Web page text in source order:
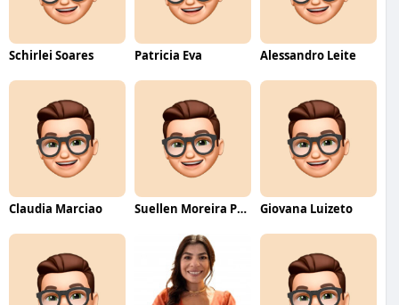
Schirlei Soares Patricia Eva Alessandro Leite
Claudia Marciao Suellen Moreira Parente de Oliveira Giovana Luizeto